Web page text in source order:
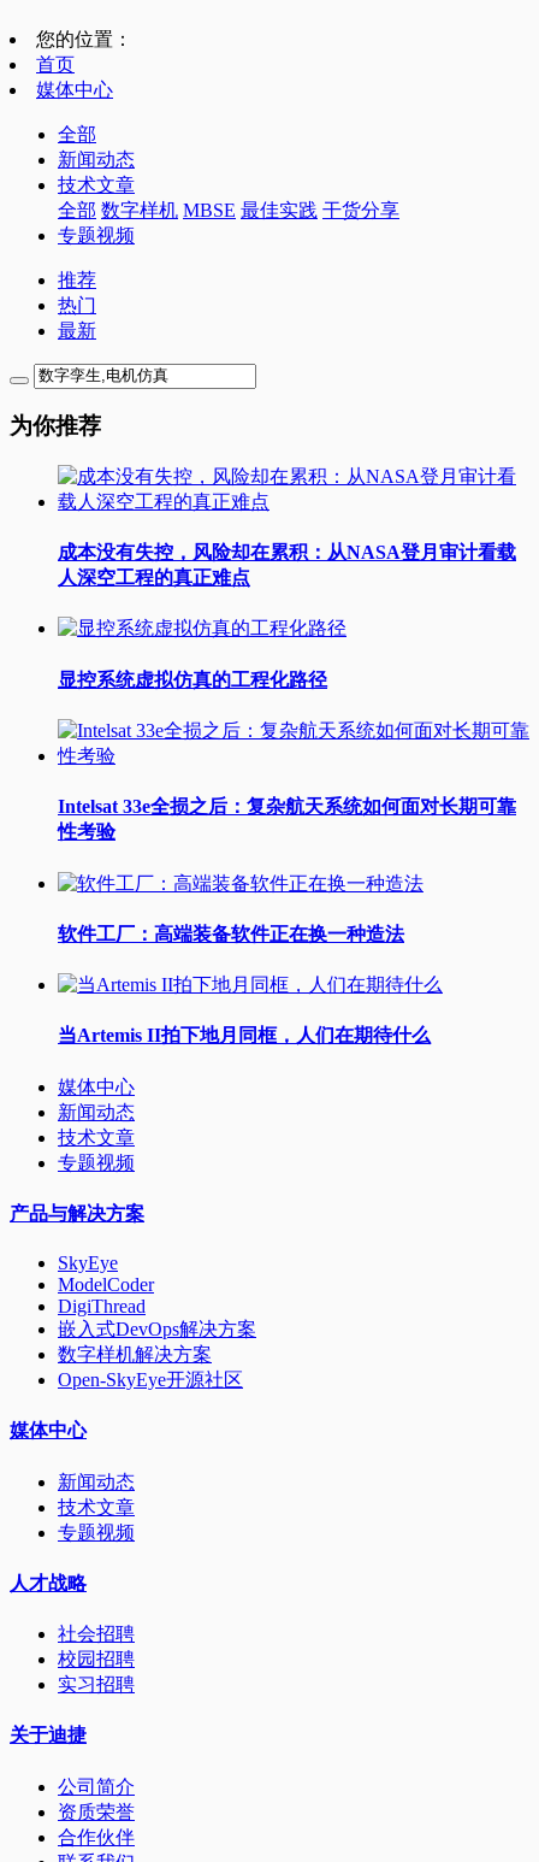
您的位置：
首页
媒体中心
全部
新闻动态
技术文章
全部 数字样机 MBSE 最佳实践 干货分享
专题视频
推荐
热门
最新
为你推荐
成本没有失控，风险却在累积：从NASA登月审计看载
人深空工程的真正难点
显控系统虚拟仿真的工程化路径
Intelsat 33e全损之后：复杂航天系统如何面对长期可靠
性考验
软件工厂：高端装备软件正在换一种造法
当Artemis II拍下地月同框，人们在期待什么
媒体中心
新闻动态
技术文章
专题视频
产品与解决方案
SkyEye
ModelCoder
DigiThread
嵌入式DevOps解决方案
数字样机解决方案
Open-SkyEye开源社区
媒体中心
新闻动态
技术文章
专题视频
人才战略
社会招聘
校园招聘
实习招聘
关于迪捷
公司简介
资质荣誉
合作伙伴